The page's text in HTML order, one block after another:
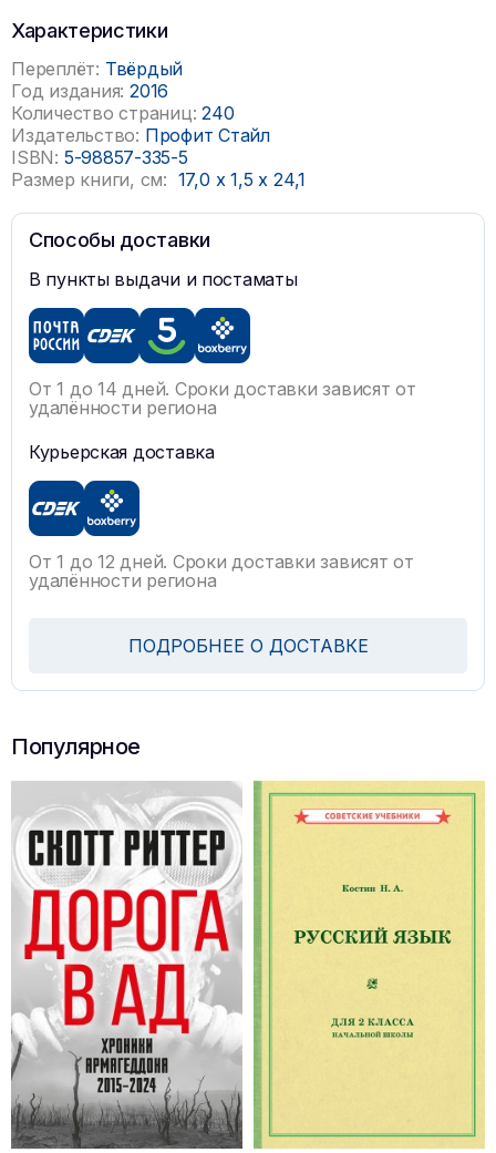
Характеристики
Переплёт: Твёрдый
Год издания: 2016
Количество страниц: 240
Издательство: Профит Стайл
ISBN: 5-98857-335-5
Размер книги, см: 17,0 x 1,5x 24,1
Способы доставки
В пункты выдачи и постаматы
От 1 до 14 дней. Сроки доставки зависят от
удалённости региона
Курьерская доставка
От 1 до 12 дней. Сроки доставки зависят от
удалённости региона
ПОДРОБНЕЕ О ДОСТАВКЕ
Популярное